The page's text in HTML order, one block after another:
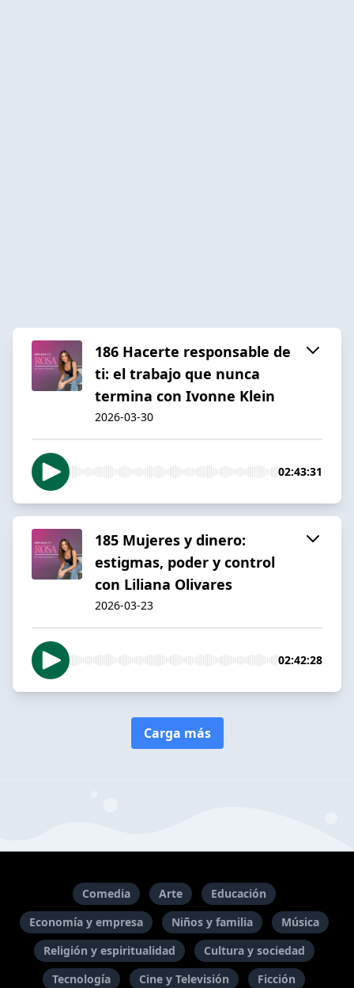
186 Hacerte responsable de
ti: el trabajo que nunca
termina con Ivonne Klein
2026-03-30
02:43:31
185 Mujeres y dinero:
estigmas, poder y control
con Liliana Olivares
2026-03-23
02:42:28
Carga más
Comedia Arte
Educación
Economía y empresa
Niños y familia
Música
Religión y espiritualidad
Cultura y sociedad
Tecnología
Cine y Televisión Ficción